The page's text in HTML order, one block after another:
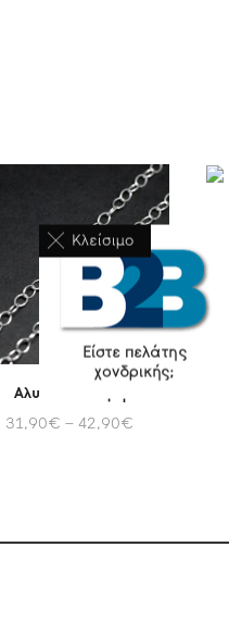
Κλείσιμο
Είστε πελάτης
χονδρικής;
Αλυσίδα έτοιμη
31,90€ – 42,90€